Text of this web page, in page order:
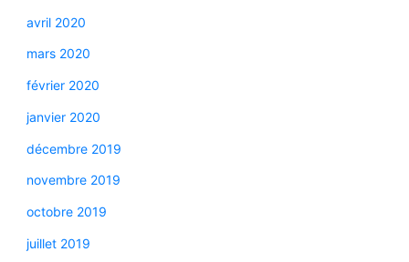
avril 2020
mars 2020
février 2020
janvier 2020
décembre 2019
novembre 2019
octobre 2019
juillet 2019